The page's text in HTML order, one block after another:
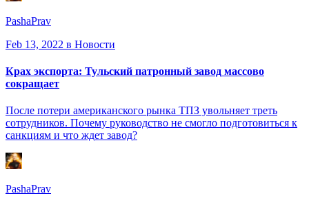
PashaPrav
Feb 13, 2022 в Новости
Крах экспорта: Тульский патронный завод массово
сокращает
После потери американского рынка ТПЗ увольняет треть
сотрудников. Почему руководство не смогло подготовиться к
санкциям и что ждет завод?
PashaPrav